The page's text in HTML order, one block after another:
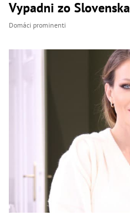
Vypadni zo Slovenska
Domáci prominenti